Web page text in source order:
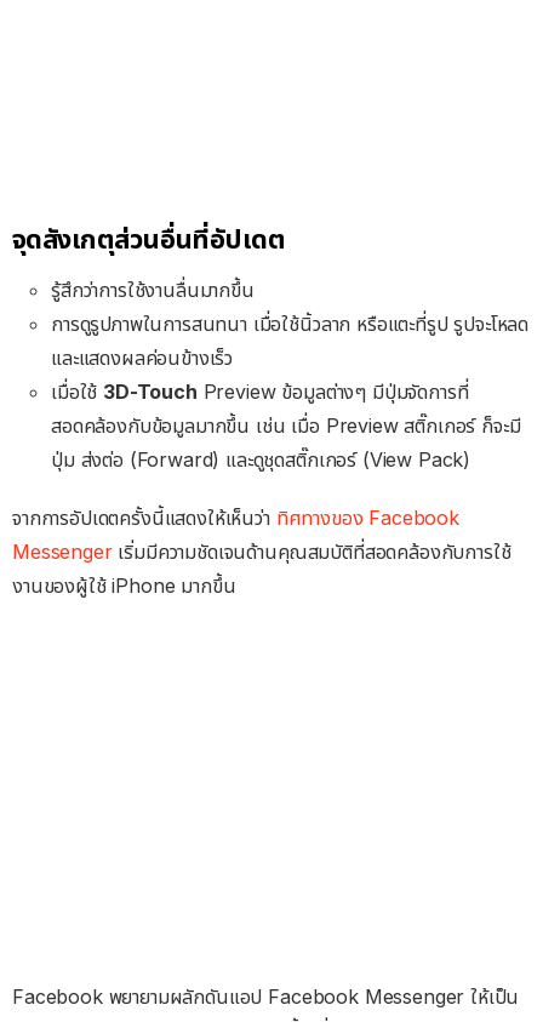
จุดสังเกตุส่วนอื่นที่อัปเดต
รู้สึกว่าการใช้งานลื่นมากขึ้น
การดูรูปภาพในการสนทนา เมื่อใช้นิ้วลาก หรือแตะที่รูป รูปจะโหลด
และแสดงผลค่อนข้างเร็ว
เมื่อใช้ 3D-Touch Preview ข้อมูลต่างๆ มีปุ่มจัดการที่
สอดคล้องกับข้อมูลมากขึ้น เช่น เมื่อ Preview สติ๊กเกอร์ ก็จะมี
ปุ่ม ส่งต่อ (Forward) และดูชุดสติ๊กเกอร์ (View Pack)
จากการอัปเดตครั้งนี้แสดงให้เห็นว่า ทิศทางของ Facebook
Messengerเริ่มมีความชัดเจนด้านคุณสมบัติที่สอดคล้องกับการใช้
งานของผู้ใช้ iPhone มากขึ้น
Facebook พยายามผลักดันแอป Facebook Messenger ให้เป็น